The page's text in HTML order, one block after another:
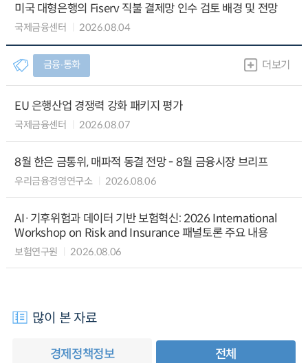
미국 대형은행의 Fiserv 직불 결제망 인수 검토 배경 및 전망
국제금융센터 2026.08.04
금융∙통화 더보기
EU 은행산업 경쟁력 강화 패키지 평가
국제금융센터 2026.08.07
8월 한은 금통위, 매파적 동결 전망 - 8월 금융시장 브리프
우리금융경영연구소 2026.08.06
AI·기후위험과 데이터 기반 보험혁신: 2026 International
Workshop on Risk and Insurance 패널토론 주요 내용
보험연구원 2026.08.06
많이 본 자료
경제정책정보 전체